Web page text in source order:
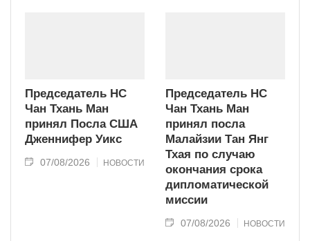
Председатель НС
Чан Тхань Ман
принял Посла США
Дженнифер Уикс
07/08/2026 НОВОСТИ
Председатель НС
Чан Тхань Ман
принял посла
Малайзии Тан Янг
Тхая по случаю
окончания срока
дипломатической
миссии
07/08/2026 НОВОСТИ